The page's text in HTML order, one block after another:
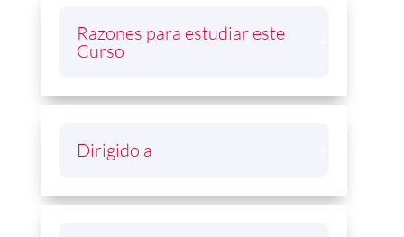
Razones para estudiar este
Curso
Dirigido a